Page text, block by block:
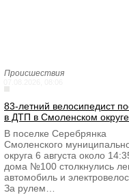
Происшествия
83-летний велосипедист
в ДТП в Смоленском округе
В поселке Серебрянка
Смоленского
округа 6 августа около
дома №100 столкнулись
автомобиль и
За рулем…